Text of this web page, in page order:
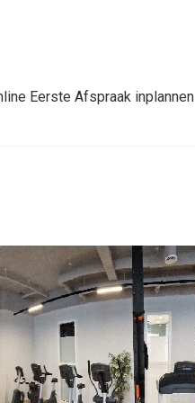
Eerste Afspraak inplannen